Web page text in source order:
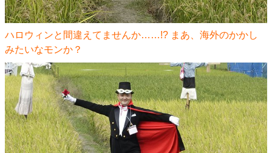
ハロウィンと間違えてませんか……!? まあ、海外のかかし
みたいなモンか？